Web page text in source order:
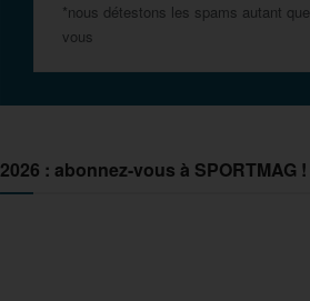
*nous détestons les spams autant que
vous
2026 : abonnez-vous à SPORTMAG !